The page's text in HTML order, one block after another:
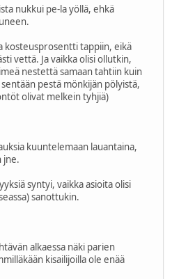
nukkui pe-la yöllä, ehkä
kosteusprosentti tappiin, eikä
vettä. Ja vaikka olisi ollutkin,
nestettä samaan tahtiin kuin
pestä mönkijän pölyistä,
olivat melkein tyhjiä)
kuuntelemaan lauantaina,
jne.
syntyi, vaikka asioita olisi
sanottukin.
alkaessa näki parien
kisailijoilla ole enää